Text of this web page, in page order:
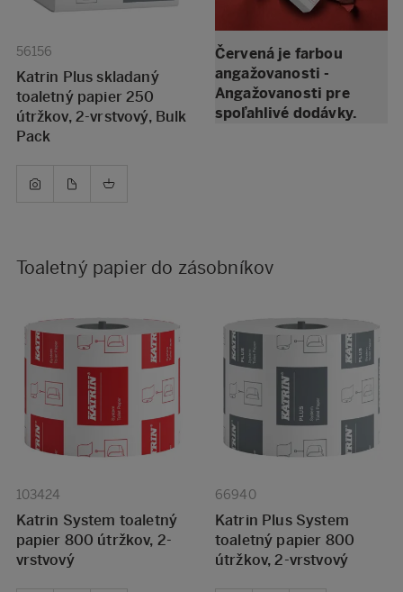
56156
Katrin Plus skladaný
toaletný papier 250
útržkov, 2-vrstvový, Bulk
Pack
Červená je farbou
angažovanosti -
Angažovanosti pre
spoľahlivé dodávky.
Toaletný papier do zásobníkov
103424
Katrin System toaletný
papier 800 útržkov, 2-
vrstvový
66940
Katrin Plus System
toaletný papier 800
útržkov, 2-vrstvový